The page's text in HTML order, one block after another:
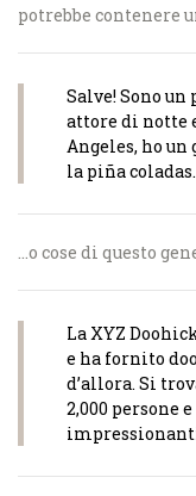
potrebbe contenere
Salve! Sono
attore di notte
Angeles, ho
la piña
…o cose di questo
La XYZ
e ha fornito
d’allora. Si
2,000 persone